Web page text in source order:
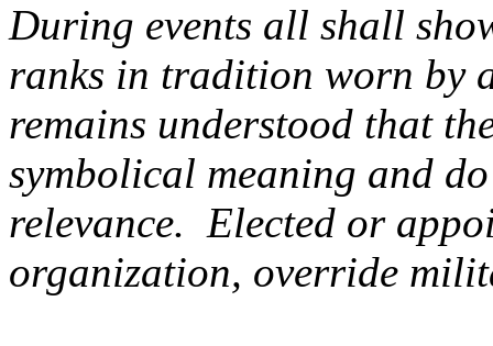
During events all shall
ranks in tradition worn by
remains understood that
symbolical meaning and
relevance. Elected or
organization, override